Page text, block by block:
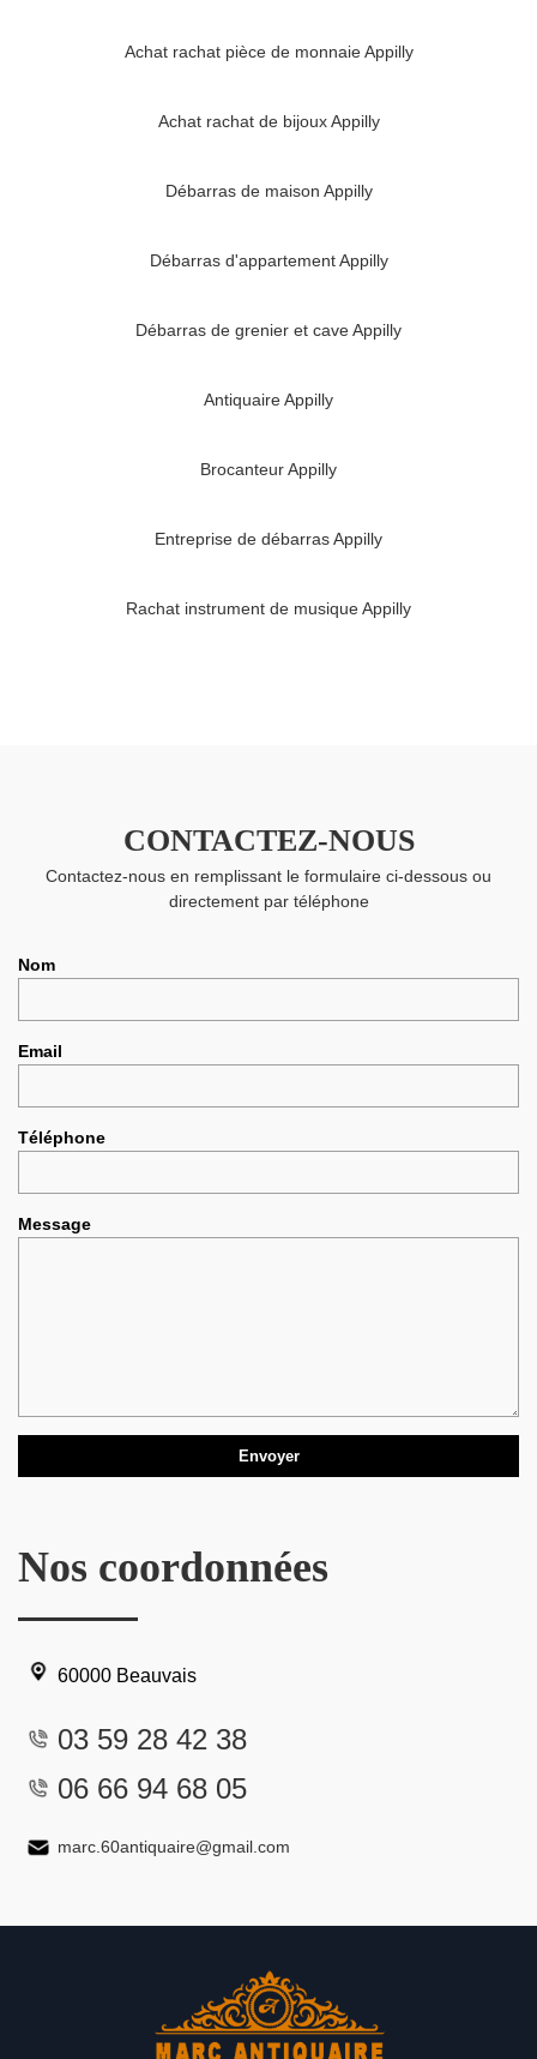
Achat rachat pièce de monnaie Appilly
Achat rachat de bijoux Appilly
Débarras de maison Appilly
Débarras d'appartement Appilly
Débarras de grenier et cave Appilly
Antiquaire Appilly
Brocanteur Appilly
Entreprise de débarras Appilly
Rachat instrument de musique Appilly
CONTACTEZ-NOUS
Contactez-nous en remplissant le formulaire ci-dessous ou
directement par téléphone
Nom
Email
Téléphone
Message
Nos coordonnées
60000 Beauvais
03 59 28 42 38
06 66 94 68 05
marc.60antiquaire@gmail.com